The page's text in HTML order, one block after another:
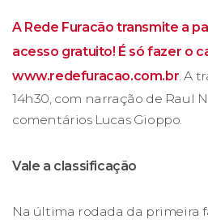
A Rede Furacão transmite a
acesso gratuito! É só fazer o
www.redefuracao.com.br. A
14h30, com narração de Raul
comentários Lucas Gioppo.
Vale a classificação
Na última rodada da primeira